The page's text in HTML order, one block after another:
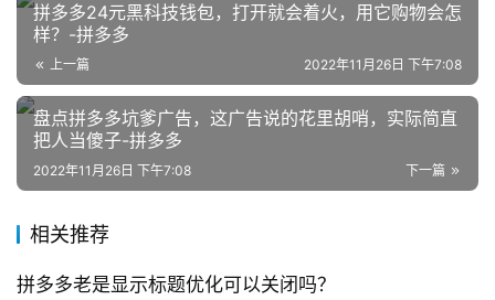
店
运
营
跨
境
电
媒
登录
拼多多24元黑科技钱包，打开就会着火，用它购物会怎
样？-拼多多
上一篇 2022年11月26日 下午7:08
盘点拼多多坑爹广告，这广告说的花里胡哨，实际简直
把人当傻子-拼多多
下一篇
2022年11月26日 下午7:08
相关推荐
拼多多老是显示标题优化可以关闭吗？